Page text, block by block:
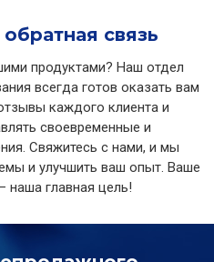
связь
продуктами? Наш отдел
всегда готов оказать вам
каждого клиента и
своевременные и
Свяжитесь с нами, и мы
и улучшить ваш опыт. Ваше
наша главная цель!